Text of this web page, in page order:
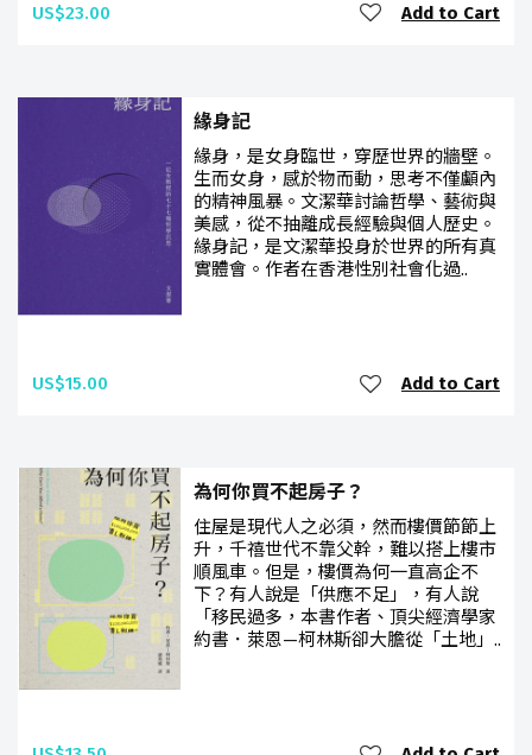
US$23.00 Add to Cart
緣身記
緣身，是女身臨世，穿歷世界的牆壁。
生而女身，感於物而動，思考不僅顱內
的精神風暴。文潔華討論哲學、藝術與
美感，從不抽離成長經驗與個人歷史。
緣身記，是文潔華投身於世界的所有真
實體會。作者在香港性別社會化過..
US$15.00 Add to Cart
為何你買不起房子？
住屋是現代人之必須，然而樓價節節上
升，千禧世代不靠父幹，難以搭上樓市
順風車。但是，樓價為何一直高企不
下？有人說是「供應不足」，有人說
「移民過多，本書作者、頂尖經濟學家
約書．萊恩—柯林斯卻大膽從「土地」..